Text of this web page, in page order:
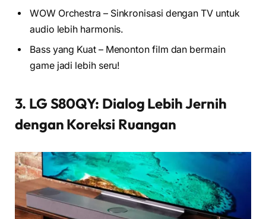
WOW Orchestra – Sinkronisasi dengan TV untuk
audio lebih harmonis.
Bass yang Kuat – Menonton film dan bermain
game jadi lebih seru!
3. LG S80QY: Dialog Lebih Jernih
dengan Koreksi Ruangan